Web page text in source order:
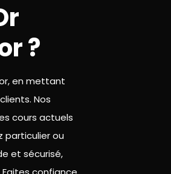
?
en mettant
Nos
cours actuels
particulier ou
et sécurisé,